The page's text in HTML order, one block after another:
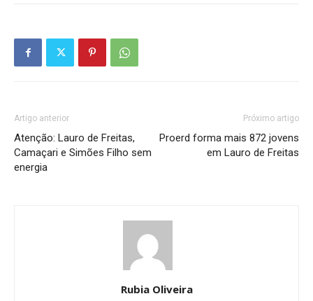
Artigo anterior
Atenção: Lauro de Freitas,
Camaçari e Simões Filho sem
energia
Próximo artigo
Proerd forma mais 872 jovens
em Lauro de Freitas
Rubia Oliveira